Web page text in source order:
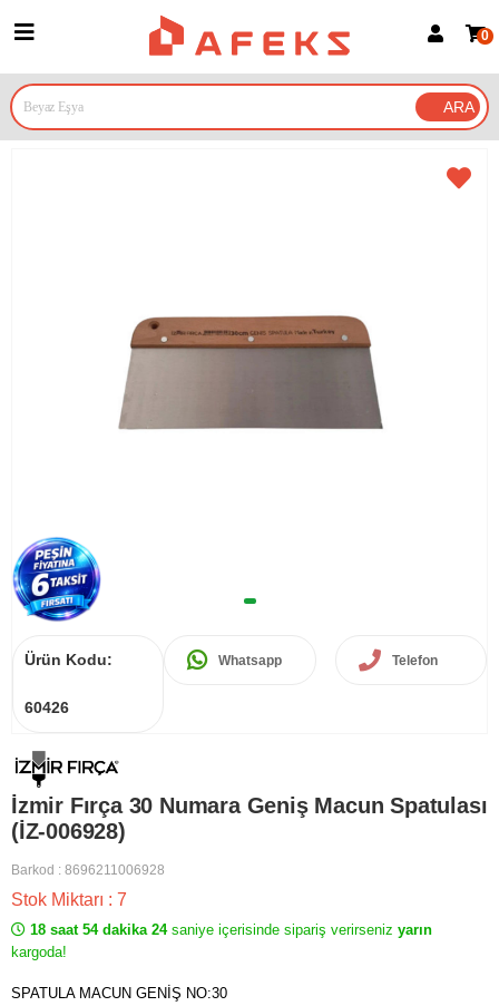
Google İle Bağlan
0
Ürün Kodu:
60426
Whatsapp Telefon
İzmir Fırça 30 Numara Geniş Macun Spatulası
(İZ-006928)
Barkod : 8696211006928
Stok Miktarı : 7
18 saat 54 dakika 24saniye içerisinde sipariş verirseniz yarın
kargoda!
SPATULA MACUN GENİŞ NO:30